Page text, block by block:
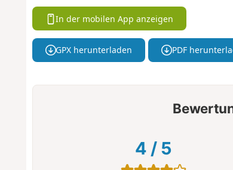
In der mobilen App anzeigen
GPX herunterladen PDF
4 / 5